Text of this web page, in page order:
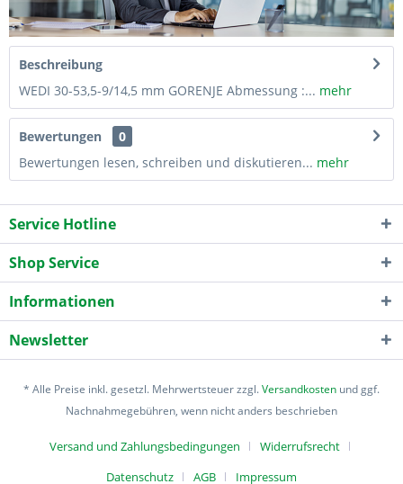
Beschreibung
WEDI 30-53,5-9/14,5 mm GORENJE Abmessung :... mehr
Bewertungen
0
Bewertungen lesen, schreiben und diskutieren... mehr
Service Hotline
Shop Service
Informationen
Newsletter
* Alle Preise inkl. gesetzl. Mehrwertsteuer zzgl.Versandkosten und ggf.
Nachnahmegebühren, wenn nicht anders beschrieben
Versand und Zahlungsbedingungen
Widerrufsrecht
Datenschutz
AGB Impressum